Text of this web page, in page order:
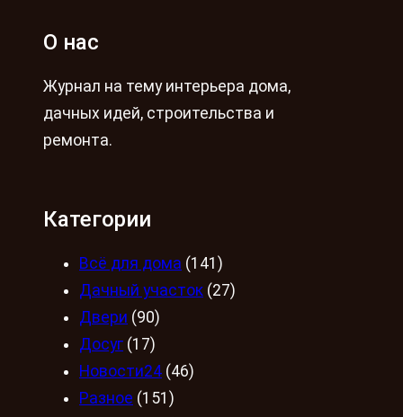
О нас
Журнал на тему интерьера дома,
дачных идей, строительства и
ремонта.
Категории
Всё для дома (141)
Дачный участок (27)
Двери (90)
Досуг (17)
Новости24 (46)
Разное (151)